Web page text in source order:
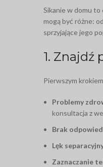
Sikanie w domu to
mogą być różne:
sprzyjające jego
1. Znajdź
Pierwszym
Problemy
konsultacja z
Brak
Lęk
Zaznaczanie